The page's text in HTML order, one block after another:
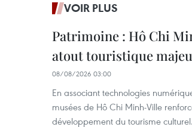
VOIR PLUS
Patrimoine : Hô Chi
atout touristique
08/08/2026 03:00
En associant technologies
musées de Hô Chi Minh-Ville
développement du tourisme culturel.